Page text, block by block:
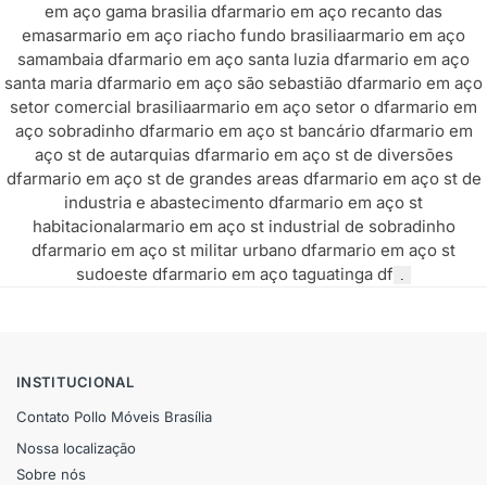
em aço gama brasilia dfarmario em aço recanto das
emasarmario em aço riacho fundo brasiliaarmario em aço
samambaia dfarmario em aço santa luzia dfarmario em aço
santa maria dfarmario em aço são sebastião dfarmario em aço
setor comercial brasiliaarmario em aço setor o dfarmario em
aço sobradinho dfarmario em aço st bancário dfarmario em
aço st de autarquias dfarmario em aço st de diversões
dfarmario em aço st de grandes areas dfarmario em aço st de
industria e abastecimento dfarmario em aço st
habitacionalarmario em aço st industrial de sobradinho
dfarmario em aço st militar urbano dfarmario em aço st
sudoeste dfarmario em aço taguatinga df .
INSTITUCIONAL
Contato Pollo Móveis Brasília
Nossa localização
Sobre nós